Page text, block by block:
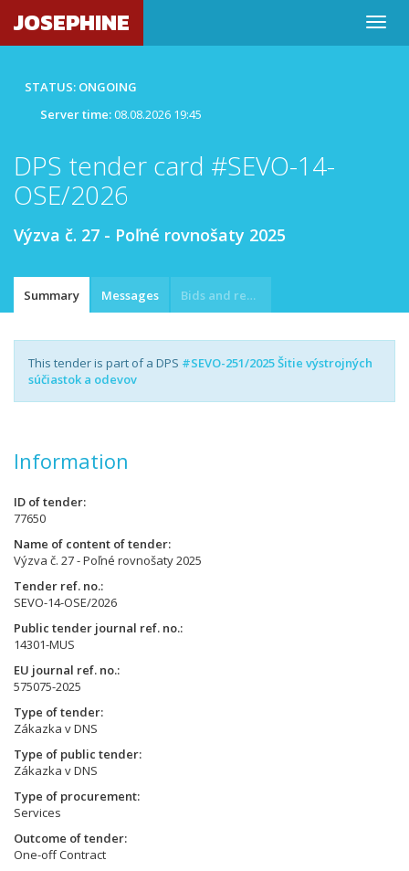
JOSEPHINE
STATUS: ONGOING
Server time:08.08.2026 19:45
DPS tender card #SEVO-14-
OSE/2026
Výzva č. 27 - Poľné rovnošaty 2025
Summary Messages Bids and requests
This tender is part of a DPS #SEVO-251/2025 Šitie výstrojných
súčiastok a odevov
Information
ID of tender
77650
Name of content of tender
Výzva č. 27 - Poľné rovnošaty 2025
Tender ref. no.
SEVO-14-OSE/2026
Public tender journal ref. no.
14301-MUS
EU journal ref. no.
575075-2025
Type of tender
Zákazka v DNS
Type of public tender
Zákazka v DNS
Type of procurement
Services
Outcome of tender
One-off Contract